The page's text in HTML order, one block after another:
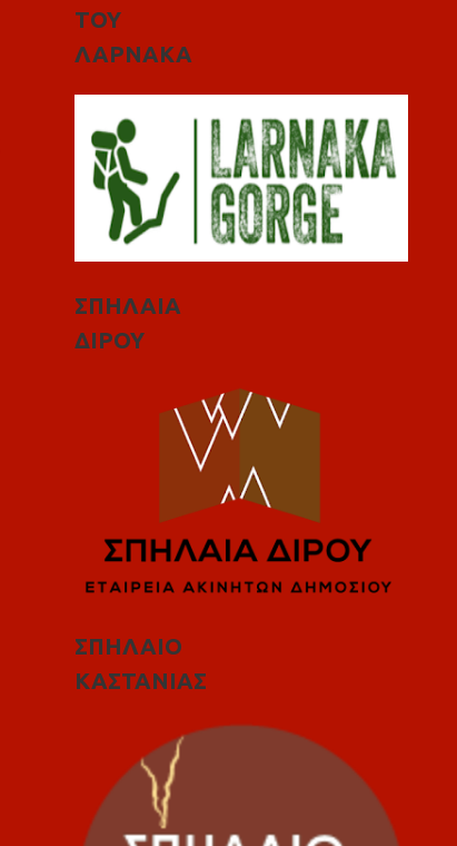
ΤΟΥ
ΛΑΡΝΑΚΑ
ΣΠΗΛΑΙΑ
ΔΙΡΟΥ
ΣΠΗΛΑΙΟ
ΚΑΣΤΑΝΙΑΣ